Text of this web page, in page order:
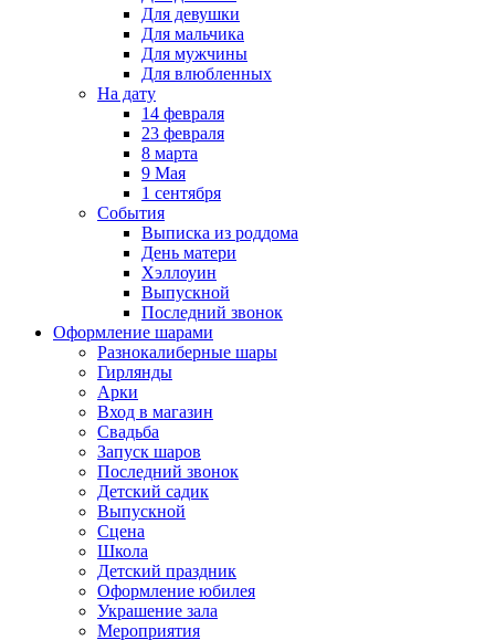
Для девушки
Для мальчика
Для мужчины
Для влюбленных
На дату
14 февраля
23 февраля
8 марта
9 Мая
1 сентября
События
Выписка из роддома
День матери
Хэллоуин
Выпускной
Последний звонок
Оформление шарами
Разнокалиберные шары
Гирлянды
Арки
Вход в магазин
Свадьба
Запуск шаров
Последний звонок
Детский садик
Выпускной
Сцена
Школа
Детский праздник
Оформление юбилея
Украшение зала
Мероприятия